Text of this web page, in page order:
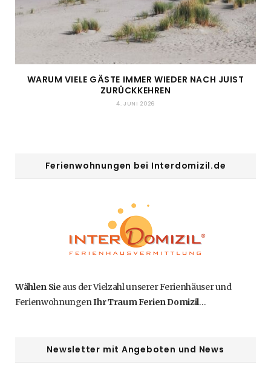
WARUM VIELE GÄSTE IMMER WIEDER NACH JUIST
ZURÜCKKEHREN
4. JUNI 2026
Ferienwohnungen bei Interdomizil.de
Wählen Sie aus der Vielzahl unserer Ferienhäuser und
FerienwohnungenIhr Traum Ferien Domizil…
Newsletter mit Angeboten und News